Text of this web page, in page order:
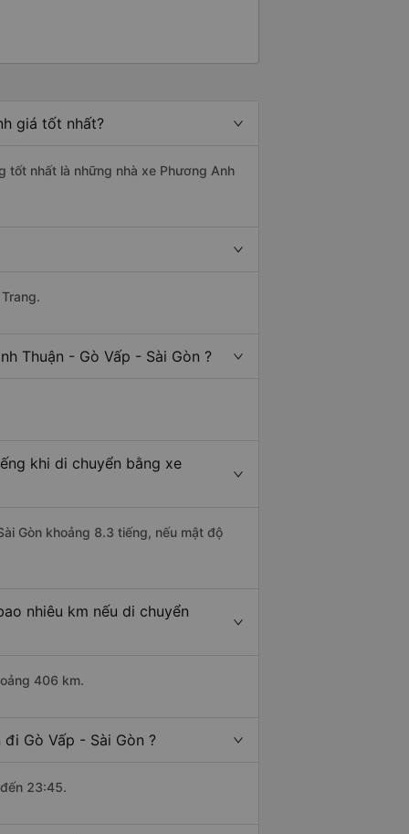
giá tốt nhất?
tốt nhất là những nhà xe Phương Anh
Thuận - Gò Vấp - Sài Gòn ?
khi di chuyển bằng xe
Gòn khoảng 8.3 tiếng, nếu mật độ
nhiêu km nếu di chuyển
406 km.
Gò Vấp - Sài Gòn ?
23:45.